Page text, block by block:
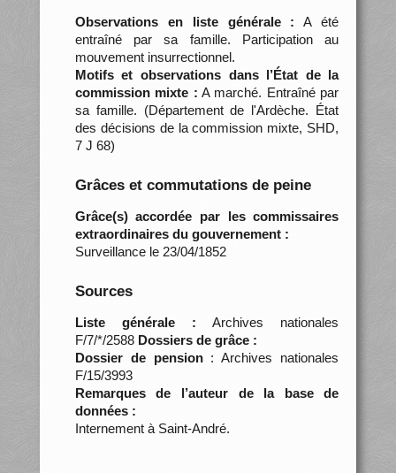
Observations en liste générale : A été
entraîné par sa famille. Participation au
mouvement insurrectionnel.
Motifs et observations dans l’État de la
commission mixte : A marché. Entraîné par
sa famille. (Département de l'Ardèche. État
des décisions de la commission mixte, SHD,
7 J 68)
Grâces et commutations de peine
Grâce(s) accordée par les commissaires
extraordinaires du gouvernement :
Surveillance le 23/04/1852
Sources
Liste générale : Archives nationales
F/7/*/2588 Dossiers de grâce :
Dossier de pension: Archives nationales
F/15/3993
Remarques de l’auteur de la base de
données :
Internement à Saint-André.